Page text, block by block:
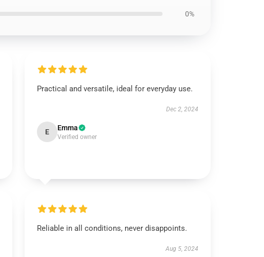
0%
Practical and versatile, ideal for everyday use.
Dec 2, 2024
E Emma
Verified owner
Reliable in all conditions, never disappoints.
Aug 5, 2024